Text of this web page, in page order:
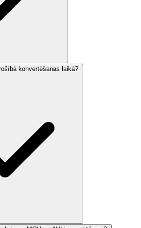
konvertēšanas laikā?